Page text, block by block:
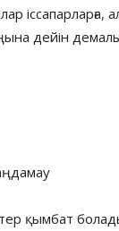
іссапарларға,
дейін
қымбат